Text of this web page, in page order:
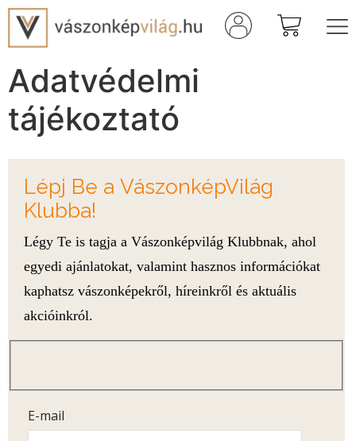
Adatvédelmi
tájékoztató
Lépj Be a VászonképVilág
Klubba!
Légy Te is tagja a Vászonképvilág Klubbnak, ahol
egyedi ajánlatokat, valamint hasznos információkat
kaphatsz vászonképekről, híreinkről és aktuális
akcióinkról.
E-mail